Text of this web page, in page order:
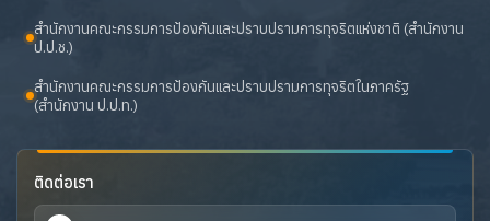
สำนักงานคณะกรรมการป้องกันและปราบปรามการทุจริตแห่งชาติ (สำนักงาน
ป.ป.ช.)
สำนักงานคณะกรรมการป้องกันและปราบปรามการทุจริตในภาครัฐ
(สำนักงาน ป.ป.ท.)
ติดต่อเรา